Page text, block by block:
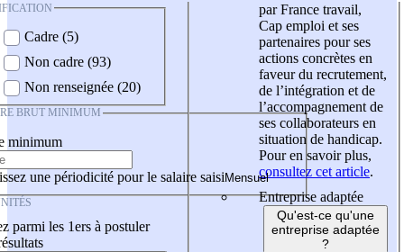
Cadre (5)
Non cadre (93)
Non renseignée (20)
BRUT MINIMUM
minimum
une périodicité pour le salaire saisi
parmi les 1ers à postuler
par France travail,
Cap emploi et ses
partenaires pour ses
actions concrètes en
faveur du recrutement,
de l’intégration et de
l’accompagnement de
ses collaborateurs en
situation de handicap.
Pour en savoir plus,
consultez cet article.
Entreprise adaptée
Qu'est-ce qu'une
entreprise adaptée
?